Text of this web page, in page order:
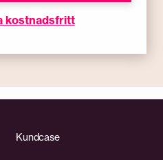
kostnadsfritt
Kundcase